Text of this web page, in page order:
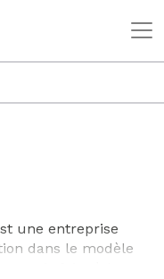
une entreprise
dans le modèle